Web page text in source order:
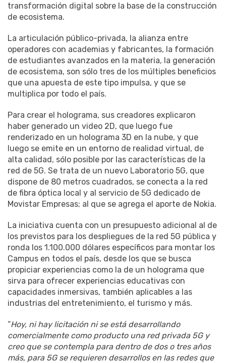
transformación digital sobre la base de la construcción
de ecosistema.
La articulación público-privada, la alianza entre
operadores con academias y fabricantes, la formación
de estudiantes avanzados en la materia, la generación
de ecosistema, son sólo tres de los múltiples beneficios
que una apuesta de este tipo impulsa, y que se
multiplica por todo el país.
Para crear el holograma, sus creadores explicaron
haber generado un video 2D, que luego fue
renderizado en un holograma 3D en la nube, y que
luego se emite en un entorno de realidad virtual, de
alta calidad, sólo posible por las características de la
red de 5G. Se trata de un nuevo Laboratorio 5G, que
dispone de 80 metros cuadrados, se conecta a la red
de fibra óptica local y al servicio de 5G dedicado de
Movistar Empresas; al que se agrega el aporte de Nokia.
La iniciativa cuenta con un presupuesto adicional al de
los previstos para los despliegues de la red 5G pública y
ronda los 1.100.000 dólares específicos para montar los
Campus en todos el país, desde los que se busca
propiciar experiencias como la de un holograma que
sirva para ofrecer experiencias educativas con
capacidades inmersivas, también aplicables a las
industrias del entretenimiento, el turismo y más.
“Hoy, ni hay licitación ni se está desarrollando
comercialmente como producto una red privada 5G y
creo que se contempla para dentro de dos o tres años
más, para 5G se requieren desarrollos en las redes que